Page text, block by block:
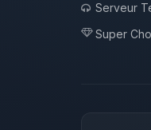
Serveur
Super